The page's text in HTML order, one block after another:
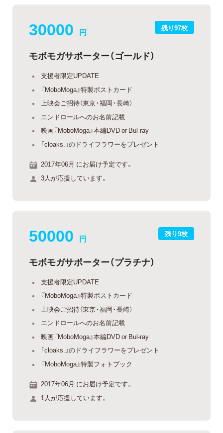
残り97枚
30000 円
モボモガサポーター（ゴールド）
支援者限定UPDATE
『MoboMoga』特製ポストカード
上映会ご招待（東京・福岡・長崎）
エンドロールへのお名前記載
映画『MoboMoga』本編DVD or Bul-ray
「cloaks.」のドライフラワーをプレゼント
2017年06月 にお届け予定です。
3人が応援しています。
残り9枚
50000 円
モボモガサポーター（プラチナ）
支援者限定UPDATE
『MoboMoga』特製ポストカード
上映会ご招待（東京・福岡・長崎）
エンドロールへのお名前記載
映画『MoboMoga』本編DVD or Bul-ray
「cloaks.」のドライフラワーをプレゼント
『MoboMoga』特製フォトブック
2017年06月 にお届け予定です。
1人が応援しています。